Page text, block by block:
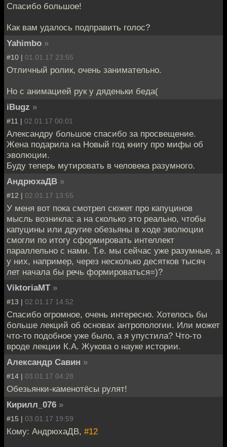
Спасибо большое!
Как вам удалось подправить голос?
Yahimbo »
#10 | 01.01.17 23:55
Отличный ролик, очень занимательно.
Но с анимацией рук у дяденьки беда(
iBugz »
#11 | 02.01.17 00:01
Александру большое спасибо за просвещение.
Жена подарила на Новый год книгу про мифы об
эволюции.
Буду теперь мутировать в человека разумного.
АндрюхаДВ »
#12 | 02.01.17 13:55
У меня вот пока смотрел сюжет про капуцинов
мысль возникла: а на сколько это реально, чтобы
капуцины или другие обезьяны в ходе эволюции
смогли по итогу сформировать интеллект
параллельно с нами. Т.е. мы сейчас уже разумные, а
у них, например, через несколько десятков тысяч
лет начала бы речь формироваться=)?
ViktoriaMT »
#13 | 02.01.17 14:52
Спасибо огромное, очень интересно. Хотелось бы
больше лекций об основах антропологии. Или может
что-то подобное уже было, а я упустила? Что-то
вроде лекции К.А. Жукова о науке истории.
Александр Савин »
#14 | 03.01.17 04:28
Обезьянки-каменотёсы рулят!
Кирилл_076 »
#15 | 03.01.17 19:59
Кому: АндрюхаДВ, #12